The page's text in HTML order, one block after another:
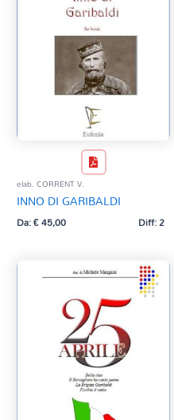
elab. CORRENT V.
INNO DI GARIBALDI
Da:€45,00 Diff: 2